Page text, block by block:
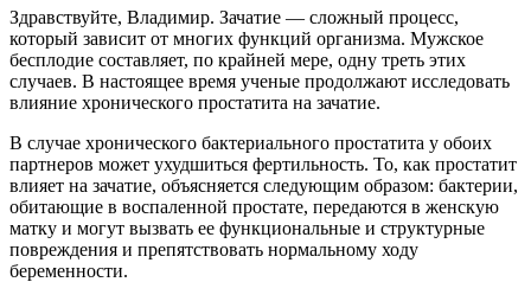
Здравствуйте, Владимир. Зачатие — сложный процесс,
который зависит от многих функций организма. Мужское
бесплодие составляет, по крайней мере, одну треть этих
случаев. В настоящее время ученые продолжают исследовать
влияние хронического простатита на зачатие.
В случае хронического бактериального простатита у обоих
партнеров может ухудшиться фертильность. То, как простатит
влияет на зачатие, объясняется следующим образом: бактерии,
обитающие в воспаленной простате, передаются в женскую
матку и могут вызвать ее функциональные и структурные
повреждения и препятствовать нормальному ходу
беременности.